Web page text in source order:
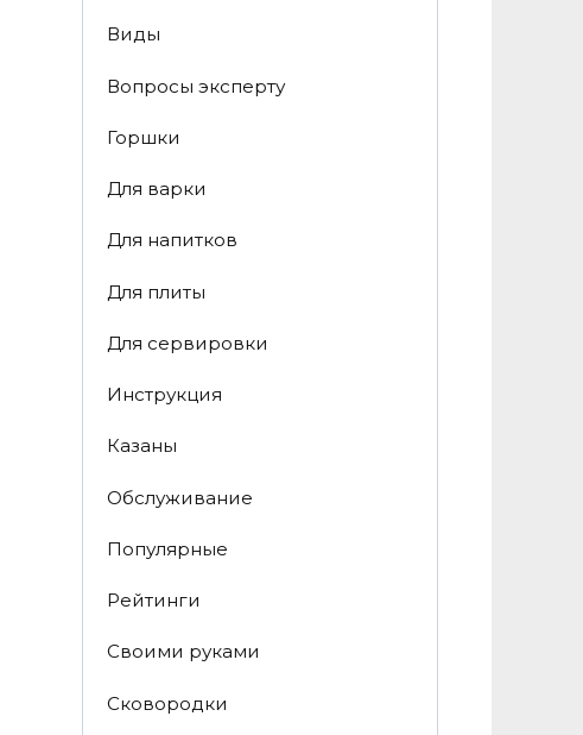
Виды
Вопросы эксперту
Горшки
Для варки
Для напитков
Для плиты
Для сервировки
Инструкция
Казаны
Обслуживание
Популярные
Рейтинги
Своими руками
Сковородки